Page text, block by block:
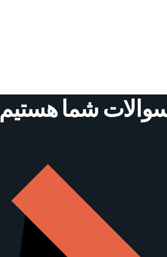
شما هستیم